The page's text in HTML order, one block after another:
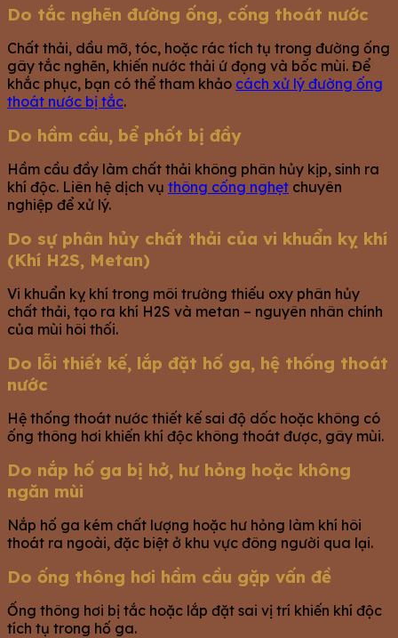
Do tắc nghẽn đường ống, cống thoát nước
Chất thải, dầu mỡ, tóc, hoặc rác tích tụ trong đường ống
gây tắc nghẽn, khiến nước thải ứ đọng và bốc mùi. Để
khắc phục, bạn có thể tham khảo cách xử lý đường ống
thoát nước bị tắc.
Do hầm cầu, bể phốt bị đầy
Hầm cầu đầy làm chất thải không phân hủy kịp, sinh ra
khí độc. Liên hệ dịch vụ thông cống nghẹt chuyên
nghiệp để xử lý.
Do sự phân hủy chất thải của vi khuẩn kỵ khí
(Khí H2S, Metan)
Vi khuẩn kỵ khí trong môi trường thiếu oxy phân hủy
chất thải, tạo ra khí H2S và metan – nguyên nhân chính
của mùi hôi thối.
Do lỗi thiết kế, lắp đặt hố ga, hệ thống thoát
nước
Hệ thống thoát nước thiết kế sai độ dốc hoặc không có
ống thông hơi khiến khí độc không thoát được, gây mùi.
Do nắp hố ga bị hở, hư hỏng hoặc không
ngăn mùi
Nắp hố ga kém chất lượng hoặc hư hỏng làm khí hôi
thoát ra ngoài, đặc biệt ở khu vực đông người qua lại.
Do ống thông hơi hầm cầu gặp vấn đề
Ống thông hơi bị tắc hoặc lắp đặt sai vị trí khiến khí độc
tích tụ trong hố ga.